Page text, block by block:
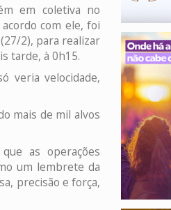
em coletiva no
com ele, foi
2), para realizar
tarde, à 0h15.
veria velocidade,
mais de mil alvos
as operações
um lembrete da
precisão e força,